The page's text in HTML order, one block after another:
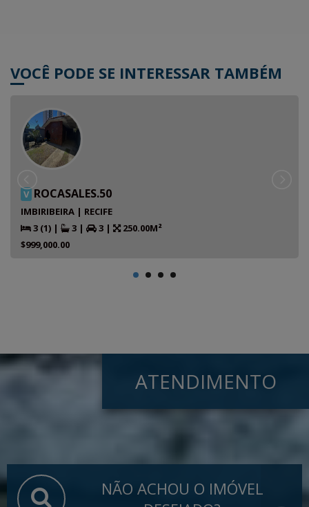
VOCÊ PODE SE INTERESSAR TAMBÉM
V ROCASALES.50
IMBIRIBEIRA | RECIFE
3 (1) | 3 | 3 |
250.00M²
$999,000.00
ATENDIMENTO
NÃO ACHOU O IMÓVEL